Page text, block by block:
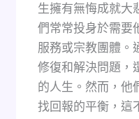
生擁有無悔成就大
們常常投身於需要
服務或宗教團體。
修復和解決問題，
的人生。然而，他
找回報的平衡，這